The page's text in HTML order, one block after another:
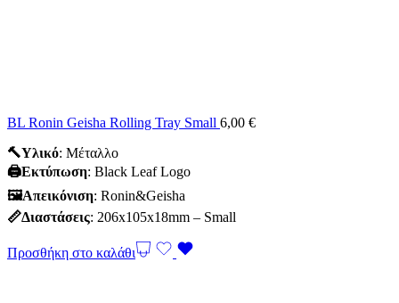
BL Ronin Geisha Rolling Tray Small 6,00 €
🔨Υλικό: Mέταλλο
🖨️Εκτύπωση: Black Leaf Logo
🖼Απεικόνιση: Ronin&Geisha
📏Διαστάσεις: 206x105x18mm – Small
Προσθήκη στο καλάθι